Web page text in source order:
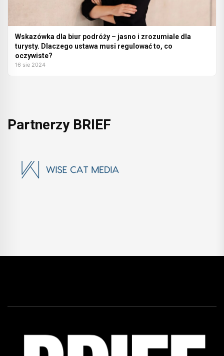
Wskazówka dla biur podróży – jasno i zrozumiale dla
turysty. Dlaczego ustawa musi regulować to, co
oczywiste?
16 sie 2024
Partnerzy BRIEF